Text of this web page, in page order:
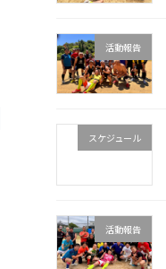
活動報告
スケジュール
活動報告